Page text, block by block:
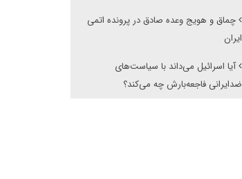
چماق و هویج وعده صادق در پرونده اتمی
ایران
آیا اسرائیل می‌داند با سیاست‌های
ضدایرانی فاجعه‌بارش چه می‌کند؟